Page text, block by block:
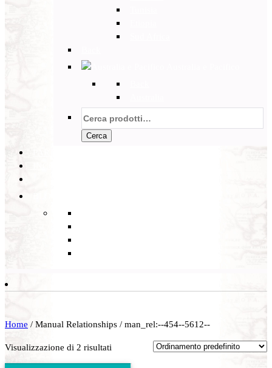
Cerca:
Cerca
Home / Manual Relationships / man_rel:--454--5612--
Visualizzazione di 2 risultati